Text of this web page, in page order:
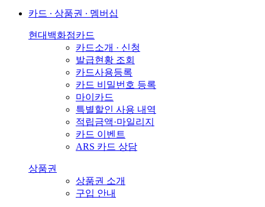
카드 ∙ 상품권 ∙ 멤버십
현대백화점카드
카드소개 · 신청
발급현황 조회
카드사용등록
카드 비밀번호 등록
마이카드
특별할인 사용 내역
적립금액·마일리지
카드 이벤트
ARS 카드 상담
상품권
상품권 소개
구입 안내